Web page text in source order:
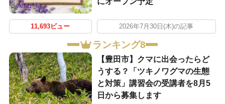
11,693ビュー 2026年7月30日(木)の記事
ランキング8
【豊田市】クマに出会ったらど
うする？「ツキノワグマの生態
と対策」講習会の受講者を8月5
日から募集します